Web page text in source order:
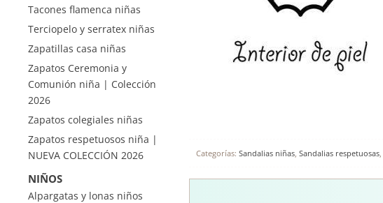
Categorías: Sandalias niñas, Sandalias respetuosas,
Tacones flamenca niñas
Terciopelo y serratex niñas
Zapatillas casa niñas
Zapatos Ceremonia y
Comunión niña | Colección
2026
Zapatos colegiales niñas
Zapatos respetuosos niña |
NUEVA COLECCIÓN 2026
NIÑOS
Alpargatas y lonas niños